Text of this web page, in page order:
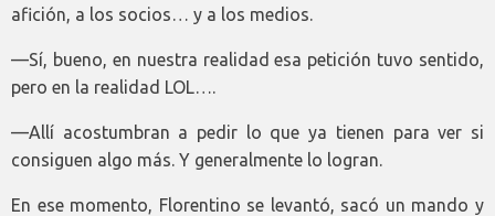
afición, a los socios… y a los medios.
—Sí, bueno, en nuestra realidad esa petición tuvo sentido,
pero en la realidad LOL….
—Allí acostumbran a pedir lo que ya tienen para ver si
consiguen algo más. Y generalmente lo logran.
En ese momento, Florentino se levantó, sacó un mando y